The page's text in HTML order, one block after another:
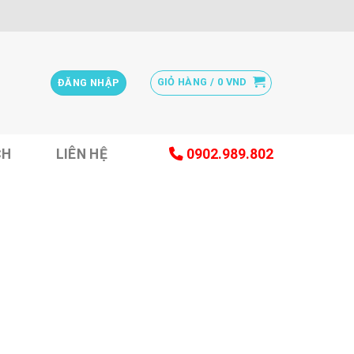
ĐĂNG NHẬP GIỎ HÀNG / 0 VND
LIÊN HỆ 0902.989.802